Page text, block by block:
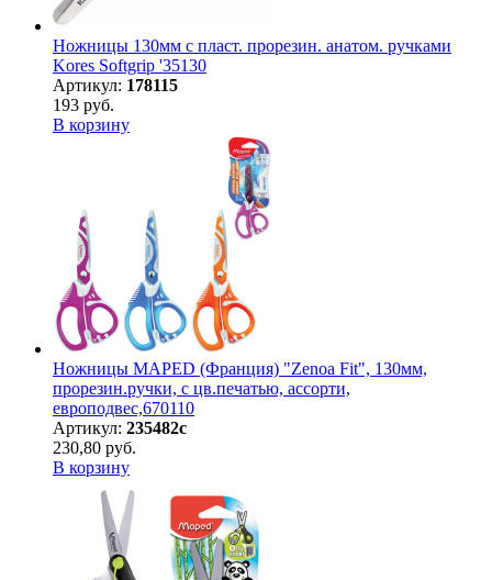
Ножницы 130мм с пласт. прорезин. анатом. ручками
Kores Softgrip '35130
Артикул: 178115
193 руб.
В корзину
Ножницы MAPED (Франция) "Zenoa Fit", 130мм,
прорезин.ручки, с цв.печатью, ассорти,
европодвес,670110
Артикул: 235482с
230,80 руб.
В корзину